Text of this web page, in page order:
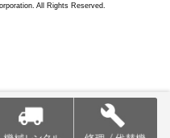
All Rights Reserved.